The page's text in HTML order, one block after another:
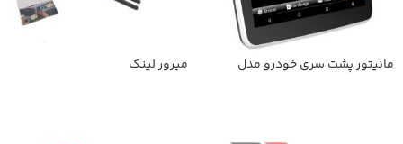
مانیتور پشت سری خودرو مدل
میرور لینک